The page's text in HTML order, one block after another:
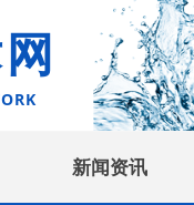
新闻资讯